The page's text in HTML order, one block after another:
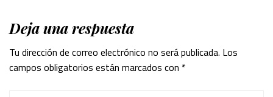
Deja una respuesta
Tu dirección de correo electrónico no será publicada. Los
campos obligatorios están marcados con *